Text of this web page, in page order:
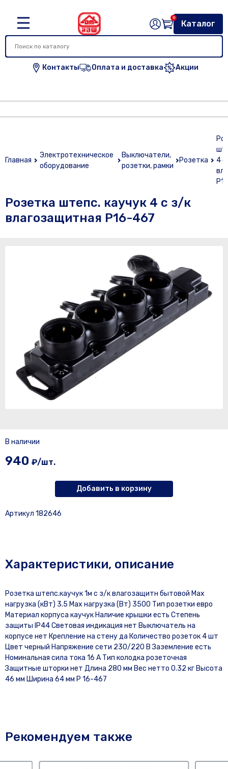
Контакты Оплата и доставка Акции
Каталог
0
Главная
Электротехническое
оборудование
Выключатели,
розетки, рамки
Розетка
4
Розетка штепс. каучук 4 с з/к
влагозащитная Р16-467
В наличии
940 ₽/шт.
Добавить в корзину
Артикул 182646
Характеристики, описание
Розетка штепс.каучук 1м с з/к влагозащитн бытовой Max
нагрузка (кВт) 3.5 Max нагрузка (Вт) 3500 Тип розетки евро
Материал корпуса каучук Наличие крышки есть Степень
защиты IP44 Световая индикация нет Выключатель на
корпусе нет Крепление на стену да Количество розеток 4 шт
Цвет черный Напряжение сети 230/220 В Заземление есть
Номинальная сила тока 16 А Тип колодка розеточная
Защитные шторки нет Длина 280 мм Вес нетто 0.32 кг Высота
46 мм Ширина 64 мм Р 16-467
Рекомендуем также